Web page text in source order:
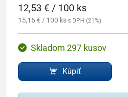
12,53 € / 100 ks
15,16 € / 100 ks s DPH (21%)
Skladom 297 kusov
Kúpiť